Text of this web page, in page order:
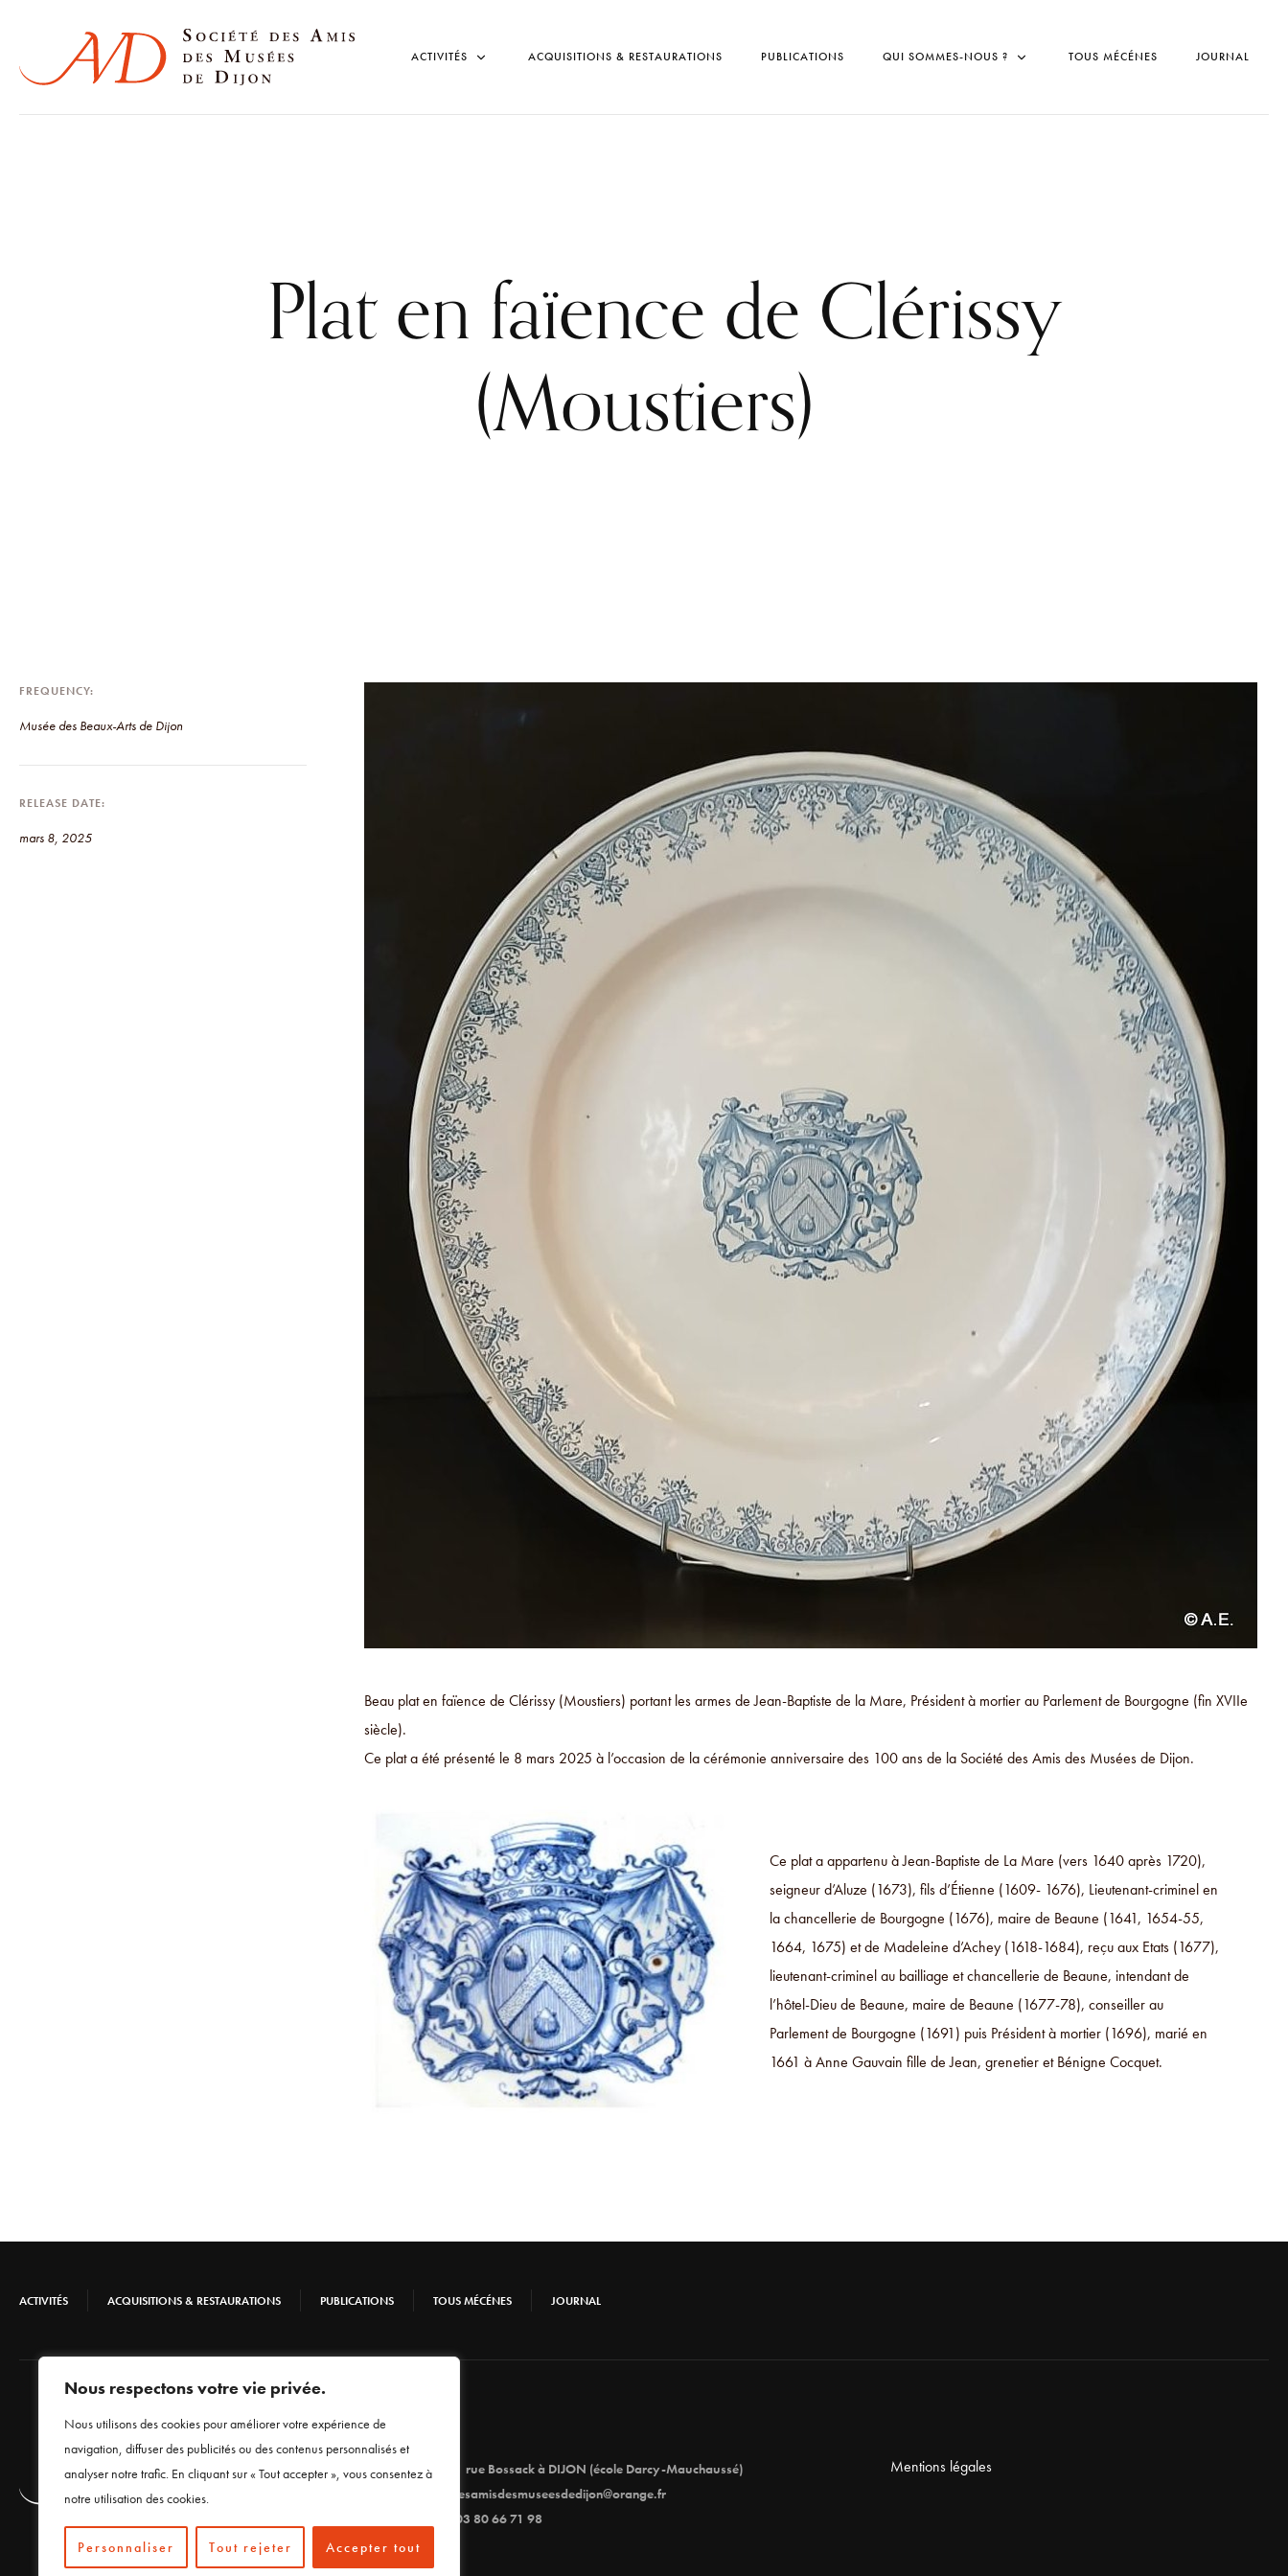
Nous respectons votre vie privée.
Nous utilisons des cookies pour améliorer votre expérience de
navigation, diffuser des publicités ou des contenus personnalisés et
analyser notre trafic. En cliquant sur « Tout accepter », vous consentez à
notre utilisation des cookies.
Personnaliser Tout rejeter Accepter tout
ACTIVITÉS ACQUISITIONS & RESTAURATIONS PUBLICATIONS QUI SOMMES-NOUS ? TOUS MÉCÉNES JOURNAL
Plat en faïence de Clérissy
(Moustiers)
Beau plat en faïence de Clérissy (Moustiers) portant les armes de Jean-Baptiste de la Mare, Président à mortier au Parlement de Bourgogne (fin XVIIe
siècle).
Ce plat a été présenté le 8 mars 2025 à l’occasion de la cérémonie anniversaire des 100 ans de la Société des Amis des Musées de Dijon.
Ce plat a appartenu à Jean-Baptiste de La Mare (vers 1640 après 1720),
seigneur d’Aluze (1673), fils d’Étienne (1609- 1676), Lieutenant-criminel en
la chancellerie de Bourgogne (1676), maire de Beaune (1641, 1654-55,
1664, 1675) et de Madeleine d’Achey (1618-1684), reçu aux Etats (1677),
lieutenant-criminel au bailliage et chancellerie de Beaune, intendant de
l’hôtel-Dieu de Beaune, maire de Beaune (1677-78), conseiller au
Parlement de Bourgogne (1691) puis Président à mortier (1696), marié en
1661 à Anne Gauvain fille de Jean, grenetier et Bénigne Cocquet.
FREQUENCY
Musée des Beaux-Arts de Dijon
RELEASE DATE
mars 8, 2025
ACTIVITÉS ACQUISITIONS & RESTAURATIONS PUBLICATIONS TOUS MÉCÉNES JOURNAL
1 rue Bossack à DIJON (école Darcy-Mauchaussé)
lesamisdesmuseesdedijon@orange.fr
03 80 66 71 98
Mentions légales